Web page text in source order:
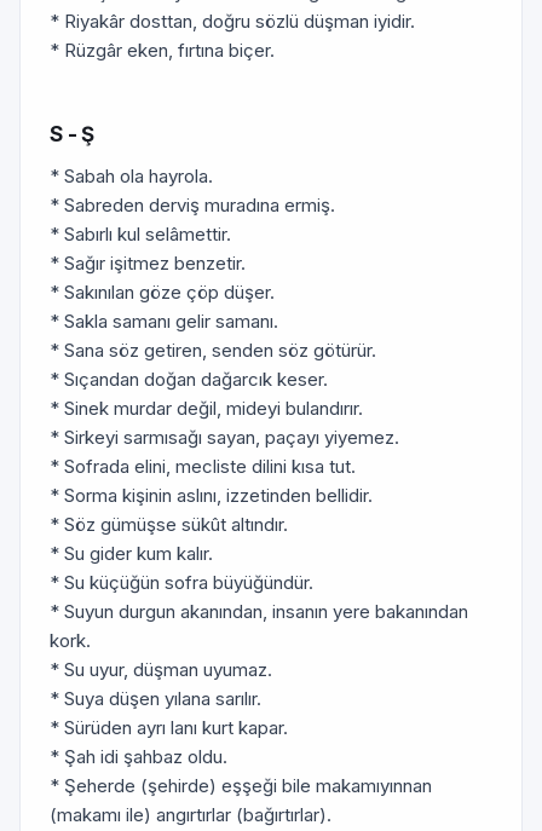
* Riyakâr dosttan, doğru sözlü düşman iyidir.
* Rüzgâr eken, fırtına biçer.
S - Ş
* Sabah ola hayrola.
* Sabreden derviş muradına ermiş.
* Sabırlı kul selâmettir.
* Sağır işitmez benzetir.
* Sakınılan göze çöp düşer.
* Sakla samanı gelir samanı.
* Sana söz getiren, senden söz götürür.
* Sıçandan doğan dağarcık keser.
* Sinek murdar değil, mideyi bulandırır.
* Sirkeyi sarmısağı sayan, paçayı yiyemez.
* Sofrada elini, mecliste dilini kısa tut.
* Sorma kişinin aslını, izzetinden bellidir.
* Söz gümüşse sükût altındır.
* Su gider kum kalır.
* Su küçüğün sofra büyüğündür.
* Suyun durgun akanından, insanın yere bakanından
kork.
* Su uyur, düşman uyumaz.
* Suya düşen yılana sarılır.
* Sürüden ayrı lanı kurt kapar.
* Şah idi şahbaz oldu.
* Şeherde (şehirde) eşşeği bile makamıyınnan
(makamı ile) angırtırlar (bağırtırlar).